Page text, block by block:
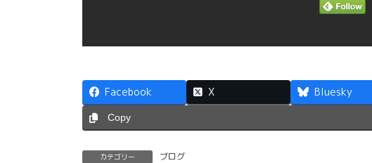
Facebook X Bluesky
Copy
カテゴリー ブログ